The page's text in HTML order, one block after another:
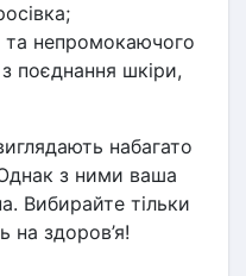
та непромокаючого
поєднання шкіри,
набагато
з ними ваша
Вибирайте тільки
на здоров’я!